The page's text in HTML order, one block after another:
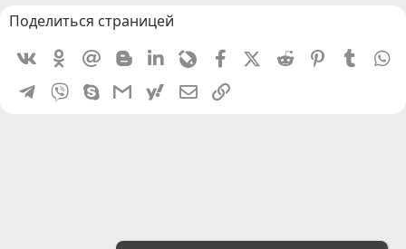
Поделиться страницей
VkontakteOdnoklassniki
Mail.ru BloggerLinkedin
LivejournalFacebookX (Twitter)
Reddit PinterestTumblr
Telegram
Viber SkypeGmailyahoomailЭлектронная почта